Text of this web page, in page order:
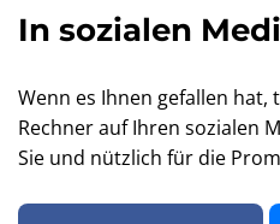
In sozialen
Wenn es Ihnen gefallen hat,
Rechner auf Ihren sozialen
Sie und nützlich für die